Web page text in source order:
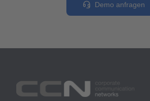
Demo anfragen